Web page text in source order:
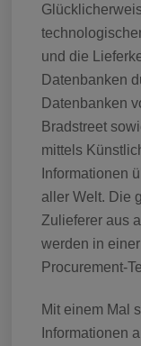
und die
Datenbanken
Datenbanken
Bradstreet
mittels
Informationen
aller Welt. Die
Zulieferer aus
werden in
Procurement-
Mit einem Mal
Informationen